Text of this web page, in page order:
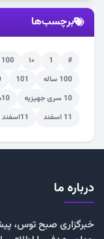
برچسب‌ها
#
1 ۱۰ 100
100 ساله
101
10 سری جهیزیه
10هزار متر
11 اسفند
11اسفند
درباره ما
خبرگزاری صبح توس،